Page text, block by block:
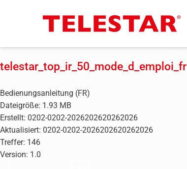
telestar_top_ir_50_mode_d_emploi_fr
Bedienungsanleitung (FR)
Dateigröße: 1.93 MB
Erstellt: 0202-0202-2026202620262026
Aktualisiert: 0202-0202-2026202620262026
Treffer: 146
Version: 1.0